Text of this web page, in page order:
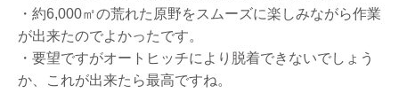
・約6,000㎡の荒れた原野をスムーズに楽しみながら作業
が出来たのでよかったです。
・要望ですがオートヒッチにより脱着できないでしょう
か、これが出来たら最高ですね。